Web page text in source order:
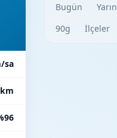
sa
Bugün Yarın
90g
İlçeler